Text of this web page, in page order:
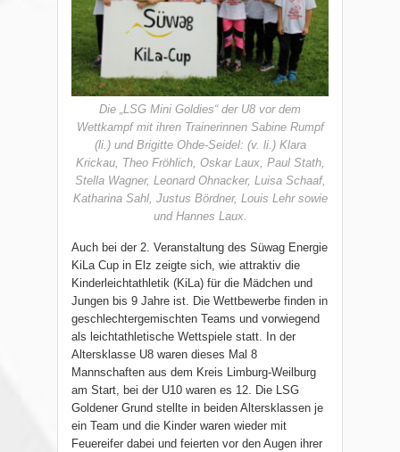
Die „LSG Mini Goldies“ der U8 vor dem
Wettkampf mit ihren Trainerinnen Sabine Rumpf
(li.) und Brigitte Ohde-Seidel: (v. li.) Klara
Krickau, Theo Fröhlich, Oskar Laux, Paul Stath,
Stella Wagner, Leonard Ohnacker, Luisa Schaaf,
Katharina Sahl, Justus Bördner, Louis Lehr sowie
und Hannes Laux.
Auch bei der 2. Veranstaltung des Süwag Energie
KiLa Cup in Elz zeigte sich, wie attraktiv die
Kinderleichtathletik (KiLa) für die Mädchen und
Jungen bis 9 Jahre ist. Die Wettbewerbe finden in
geschlechtergemischten Teams und vorwiegend
als leichtathletische Wettspiele statt. In der
Altersklasse U8 waren dieses Mal 8
Mannschaften aus dem Kreis Limburg-Weilburg
am Start, bei der U10 waren es 12. Die LSG
Goldener Grund stellte in beiden Altersklassen je
ein Team und die Kinder waren wieder mit
Feuereifer dabei und feierten vor den Augen ihrer